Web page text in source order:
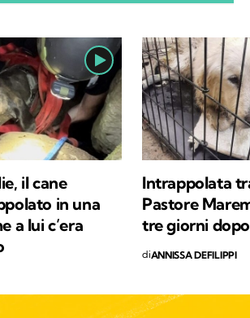
qualche viaggio e una
di ciò che mi circonda.
il cane
in una
a lui c’era
Intrappolata
Pastore
tre giorni
diANNISSA DEFILIPPI